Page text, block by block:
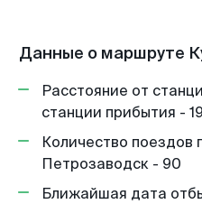
Данные о маршруте
Расстояние от
станции прибытия -
Количество поездов
Петрозаводск - 90
Ближайшая дата